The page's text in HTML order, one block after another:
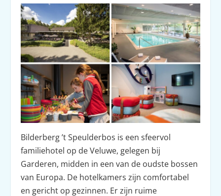
Bilderberg ’t Speulderbos is een sfeervol
familiehotel op de Veluwe, gelegen bij
Garderen, midden in een van de oudste bossen
van Europa. De hotelkamers zijn comfortabel
en gericht op gezinnen. Er zijn ruime